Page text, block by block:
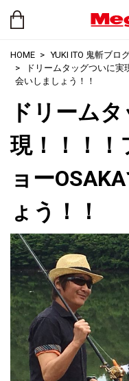
HOME
YUKI ITO 鬼斬ブロ
ドリームタッグついに
会いしましょう！！
ドリーム
現！！！！
ョー
ょう！！